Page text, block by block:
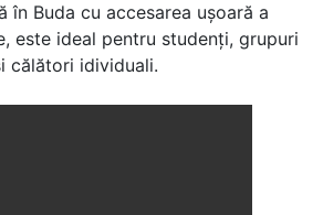
în Buda cu accesarea uşoară a
este ideal pentru studenţi, grupuri
călători idividuali.